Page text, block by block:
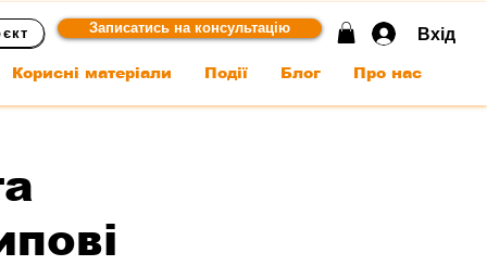
Записатись на консультацію Вхід
Корисні матеріали Події Блог Про нас